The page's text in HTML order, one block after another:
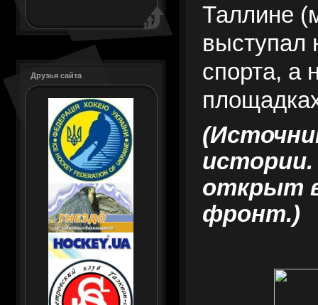
Друзья сайта
Таллине
выступал
спорта, а
истории.
открыт
фронт.)